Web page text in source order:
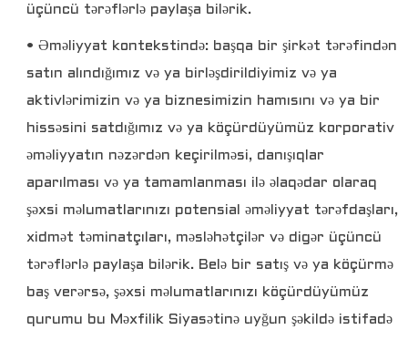
üçüncü tərəflərlə paylaşa bilərik.
• Əməliyyat kontekstində: başqa bir şirkət tərəfindən
satın alındığımız və ya birləşdirildiyimiz və ya
aktivlərimizin və ya biznesimizin hamısını və ya bir
hissəsini satdığımız və ya köçürdüyümüz korporativ
əməliyyatın nəzərdən keçirilməsi, danışıqlar
aparılması və ya tamamlanması ilə əlaqədar olaraq
şəxsi məlumatlarınızı potensial əməliyyat tərəfdaşları,
xidmət təminatçıları, məsləhətçilər və digər üçüncü
tərəflərlə paylaşa bilərik. Belə bir satış və ya köçürmə
baş verərsə, şəxsi məlumatlarınızı köçürdüyümüz
qurumu bu Məxfilik Siyasətinə uyğun şəkildə istifadə